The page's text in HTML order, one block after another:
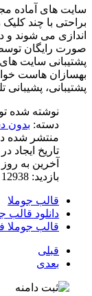
سایت های آماده
براحتی با چند
اندازی می شوند و
صورت رایگان
پشتیبانی سایت
بهسازان هاست
پشتیبانی،
نوشته شده
دسته: بدون
منتشر شده در 24 تیر
تاریخ ایجاد در 24 تیر 1396
آخرین به روز رسانی
بازدید: 12938
قالب جوملا
دانلود قالب
قالب جوملا
قبلی
بعدی